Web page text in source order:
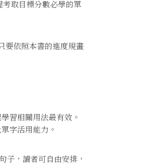
考取目標分數必學的單
要依照本書的進度規畫
習相關用法最有效。
字活用能力。
子，讀者可自由安排，